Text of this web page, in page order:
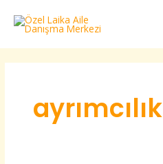
atla
ayrımcılık